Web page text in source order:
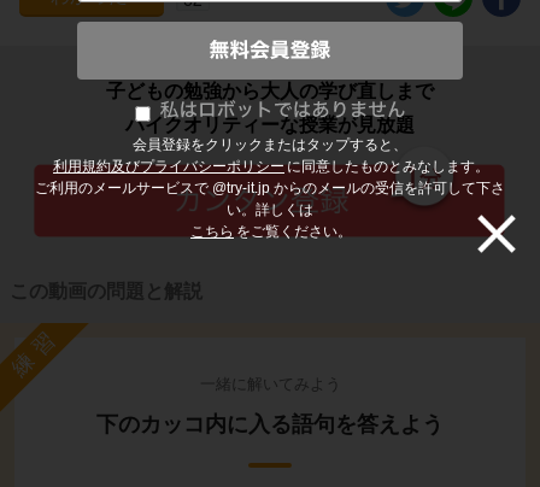
会員登録をクリックまたはタップすると、
利用規約及びプライバシーポリシーに同意したものとみなします。
ご利用のメールサービスで @try-it.jp からのメールの受信を許可して下さ
い。詳しくは
こちら をご覧ください。
子どもの勉強から大人の学び直しまで
ハイクオリティーな授業が見放題
この動画の問題と解説
練習
一緒に解いてみよう
下のカッコ内に入る語句を答えよう